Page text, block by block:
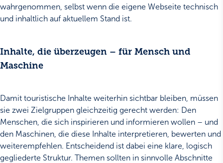
wahrgenommen, selbst wenn die eigene Webseite technisch
und inhaltlich auf aktuellem Stand ist.
Inhalte, die überzeugen – für Mensch und
Maschine
Damit touristische Inhalte weiterhin sichtbar bleiben, müssen
sie zwei Zielgruppen gleichzeitig gerecht werden: Den
Menschen, die sich inspirieren und informieren wollen – und
den Maschinen, die diese Inhalte interpretieren, bewerten und
weiterempfehlen. Entscheidend ist dabei eine klare, logisch
gegliederte Struktur. Themen sollten in sinnvolle Abschnitte